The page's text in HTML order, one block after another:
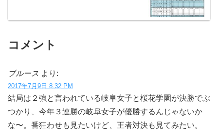
コメント
ブルース より:
2017年7月9日 8:32 PM
結局は２強と言われている岐阜女子と桜花学園が決勝でぶ
つかり、今年３連勝の岐阜女子が優勝するんじゃないか
な〜。番狂わせも見たいけど、王者対決も見てみたい。